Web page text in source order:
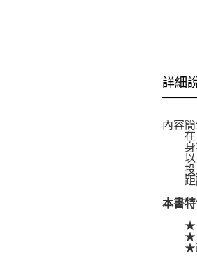
詳細
內容
在「
身為
以「
投入
距離
本書
★「
★日
★改